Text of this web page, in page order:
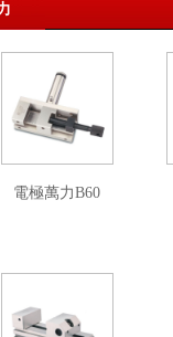
電極萬力B60